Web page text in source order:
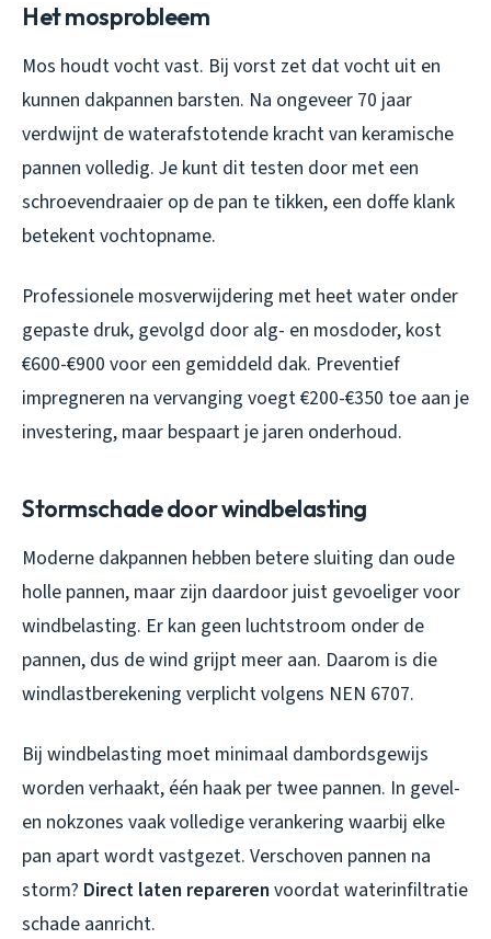
Het mosprobleem
Mos houdt vocht vast. Bij vorst zet dat vocht uit en
kunnen dakpannen barsten. Na ongeveer 70 jaar
verdwijnt de waterafstotende kracht van keramische
pannen volledig. Je kunt dit testen door met een
schroevendraaier op de pan te tikken, een doffe klank
betekent vochtopname.
Professionele mosverwijdering met heet water onder
gepaste druk, gevolgd door alg- en mosdoder, kost
€600-€900 voor een gemiddeld dak. Preventief
impregneren na vervanging voegt €200-€350 toe aan je
investering, maar bespaart je jaren onderhoud.
Stormschade door windbelasting
Moderne dakpannen hebben betere sluiting dan oude
holle pannen, maar zijn daardoor juist gevoeliger voor
windbelasting. Er kan geen luchtstroom onder de
pannen, dus de wind grijpt meer aan. Daarom is die
windlastberekening verplicht volgens NEN 6707.
Bij windbelasting moet minimaal dambordsgewijs
worden verhaakt, één haak per twee pannen. In gevel-
en nokzones vaak volledige verankering waarbij elke
pan apart wordt vastgezet. Verschoven pannen na
storm? Direct laten repareren voordat waterinfiltratie
schade aanricht.